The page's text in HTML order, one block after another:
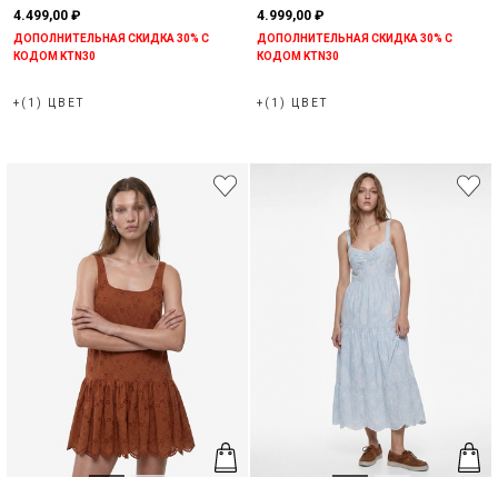
4.499,00 ₽
ДОПОЛНИТЕЛЬНАЯ СКИДКА 30% С
КОДОМ KTN30
+(1) ЦВЕТ
4.999,00 ₽
ДОПОЛНИТЕЛЬНАЯ СКИДКА 30% С
КОДОМ KTN30
+(1) ЦВЕТ